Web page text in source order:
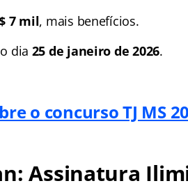
7 mil, mais benefícios.
dia 25 de janeiro de 2026.
o concurso TJ MS
Assinatura